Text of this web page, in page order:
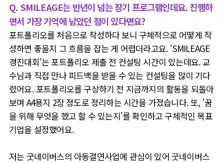
Q.SMILEAGE는 반년이 넘는 장기 프로그램인데요. 진행하
면서 가장 기억에 남았던 점이 있다면요?
포트폴리오를 처음으로 작성하다 보니 구체적으로 어떻게 작
성하면 좋을지 그 흐름을 잡는 게 어렵더라고요. 'SMILEAGE
경진대회'는 포트폴리오 제출 전 컨설팅 시간이 있는데요. 교
수님과 직접 만나 피드백을 받을 수 있는 컨설팅을 많이 기다
렸어요.포트폴리오를 구상하기 전 지금까지의 활동을 되돌아
보며 A4용지 2장 정도로 정리하는 시간을 가졌습니다. 또, '꿈
을 위해 무엇을 했고 할 수 있는지'를 확인하고 구체적인 목표
기업을 설정했어요.
저는 굿네이버스의 아동결연사업에 관심이 있어 굿네이버스